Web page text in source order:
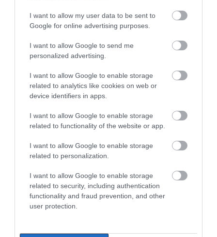
I want to allow my user data to be sent to
Google for online advertising purposes.
I want to allow Google to send me
personalized advertising.
I want to allow Google to enable storage
related to analytics like cookies on web or
device identifiers in apps.
I want to allow Google to enable storage
related to functionality of the website or app.
I want to allow Google to enable storage
related to personalization.
I want to allow Google to enable storage
related to security, including authentication
functionality and fraud prevention, and other
user protection.
ΔΙΑΒΑΣΤΕ ΕΠΙΣΗΣ